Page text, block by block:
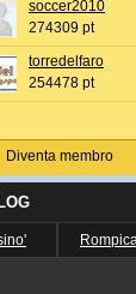
soccer2010
274309 pt
torredelfaro
254478 pt
Diventa membro